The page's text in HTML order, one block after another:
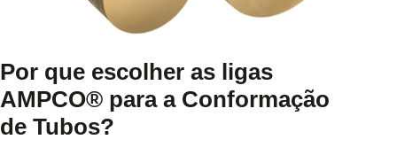
Por que escolher as ligas
AMPCO® para a Conformação
de Tubos?